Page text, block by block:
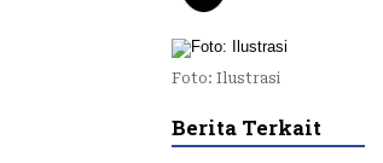
Foto: Ilustrasi
Berita Terkait